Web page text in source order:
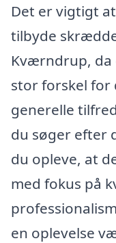
Det er vigtigt
tilbyde
Kværndrup, da
stor forskel for
generelle
du søger efter
du opleve, at
med fokus på
en oplevelse